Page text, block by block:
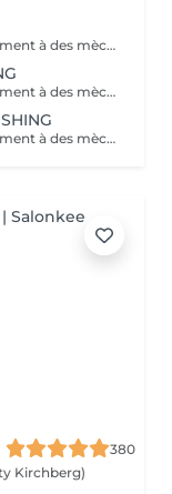
Cette prestation ne se limite pas nécessairement à des mèches ou à un balayage, mais comprends une coloration simples sur les racines. Pour toutes les colorations réalisées par le salon, si vous souhaitez bénéficier d'un soin intensif, veuillez le sélectionner dans la section "Soins", car cela sera considéré comme un supplément. Important: cheveux sans tresse ni noeuds à l'arrivée; tout noeuds ou tressage entraîne l'annulation et 50% de la prestation est retenu ou si le coiffeur a assez de temps pour vous les défaire un supplément s'appliquera . Ce que comprend la prestation - Consultation et diagnostic personnalisés des cheveux et de la couleur - Shampooing nourrissant - Masque nourrissant et hydratant - Soin sans rinçage - Brushing - Fixateur ou Serum Toute arrivée retardée de 15-30 minutes ou plus entraînera l'annulation automatique du rendez-vous.
Cette prestation ne se limite pas nécessairement à des mèches ou à un balayage, mais comprends une coloration simples sur les racines. Pour toutes les colorations réalisées par le salon, si vous souhaitez bénéficier d'un soin intensif, veuillez le sélectionner dans la section "Soins", car cela sera considéré comme un supplément. Important: cheveux sans tresse ni noeuds à l'arrivée; tout noeuds ou tressage entraîne l'annulation et 50% de la prestation est retenu ou si le coiffeur a assez de temps pour vous les défaire un supplément s'appliquera . Ce que comprend la prestation - Consultation et diagnostic personnalisés des cheveux et de la couleur - Shampooing nourrissant - Masque nourrissant et hydratant - Soin sans rinçage - Brushing - Fixateur ou Serum Toute arrivée retardée de 15-30 minutes ou plus entraînera l'annulation automatique du rendez-vous.
Cette prestation ne se limite pas nécessairement à des mèches ou à un balayage, mais comprends une coloration simples sur les racines. Pour toutes les colorations réalisées par le salon, si vous souhaitez bénéficier d'un soin intensif, veuillez le sélectionner dans la section "Soins", car cela sera considéré comme un supplément. Important: cheveux sans tresse ni noeuds à l'arrivée; tout noeuds ou tressage entraîne l'annulation et 50% de la prestation est retenu ou si le coiffeur a assez de temps pour vous les défaire un supplément s'appliquera . Ce que comprend la prestation - Consultation et diagnostic personnalisés des cheveux de la couleur et la coupe - Shampooing nourrissant - Masque nourrissant et hydratant - Soin sans rinçage - Coupe et Brushing - Fixateur ou Serum Toute arrivée retardée de 15-30 minutes ou plus entraînera l'annulation automatique du rendez-vous.
380
Kirchberg)